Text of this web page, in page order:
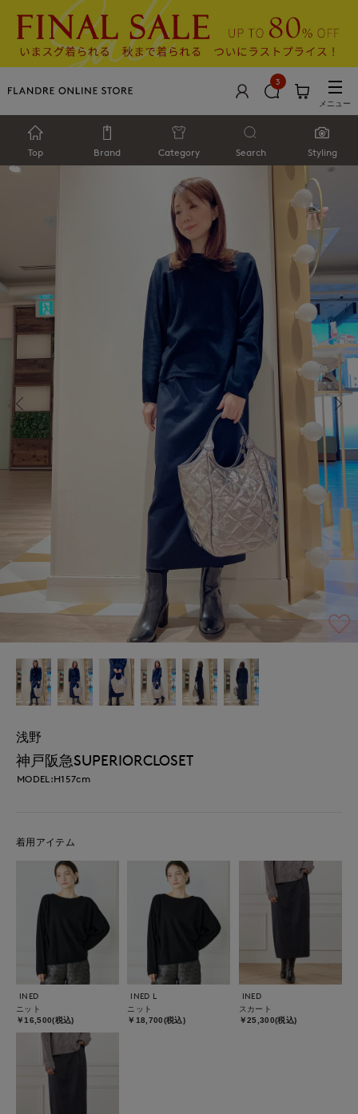
3
メニュー
Top Brand Category Search Styling
浅野
神戸阪急SUPERIORCLOSET
MODEL:H157cm
着用アイテム
INED
ニット
￥16,500(税込)
INED L
ニット
￥18,700(税込)
INED
スカート
￥25,300(税込)